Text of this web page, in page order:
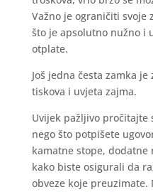
Važno je ograničiti svoje
što je apsolutno nužno i
otplate.
Još jedna česta zamka
tiskova i uvjeta zajma.
Uvijek pažljivo
nego što potpišete
kamatne stope,
kako biste osigurali da
obveze koje preuzimate.